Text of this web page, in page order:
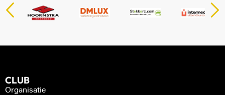
CLUB
Organisatie